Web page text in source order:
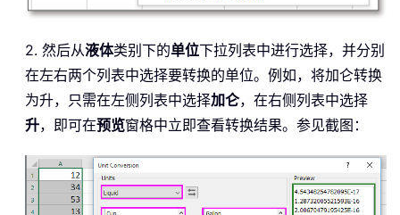
2. 然后从液体类别下的单位下拉列表中进行选择，并分别
在左右两个列表中选择要转换的单位。例如，将加仑转换
为升，只需在左侧列表中选择加仑，在右侧列表中选择
升，即可在预览窗格中立即查看转换结果。参见截图：